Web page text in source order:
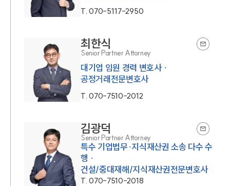
T.070-5117-2950
최한식
Senior Partner Attorney
대기업 임원 경력 변호사 ·
공정거래전문변호사
T.070-7510-2012
김광덕
Senior Partner Attorney
특수 기업법무·지식재산권 소송 다수 수
행 ·
건설/중대재해/지식재산권전문변호사
T.070-7510-2018